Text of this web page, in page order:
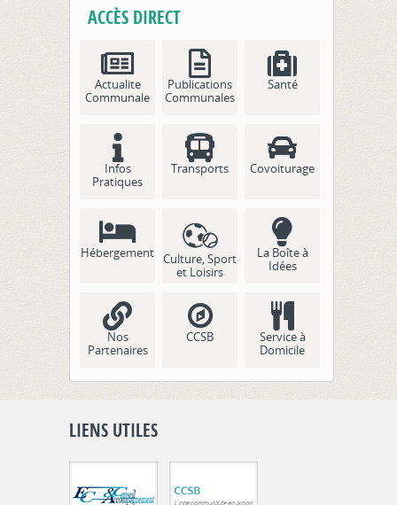
ACCÈS DIRECT
Actualite
Communale
Publications
Communales
Santé
Infos
Pratiques
Transports Covoiturage
Hébergement Culture, Sport
et Loisirs
La Boîte à
Idées
Nos
Partenaires
CCSB
Service à
Domicile
LIENS UTILES